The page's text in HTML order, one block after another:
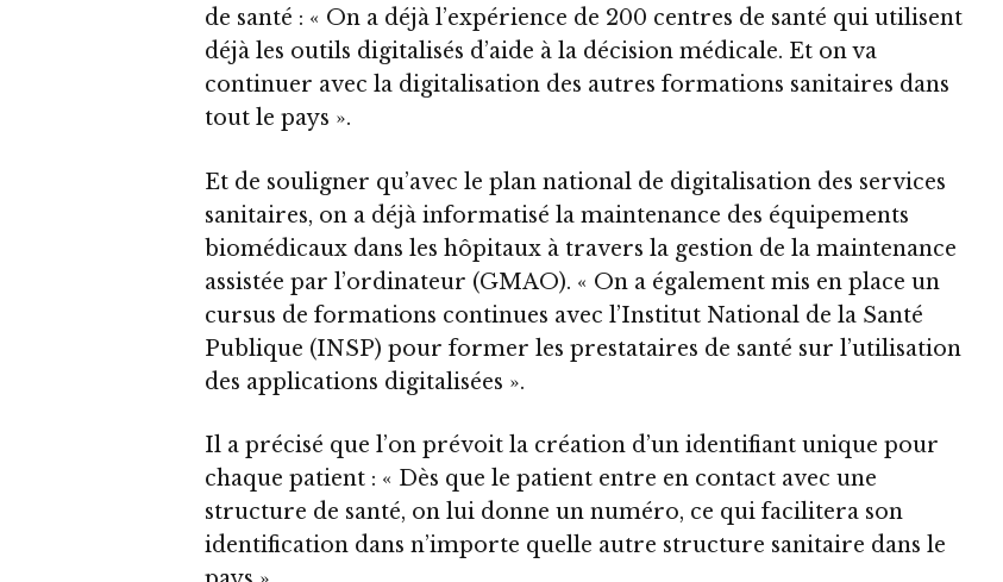
de santé : « On a déjà l’expérience de 200 centres de santé qui utilisent
déjà les outils digitalisés d’aide à la décision médicale. Et on va
continuer avec la digitalisation des autres formations sanitaires dans
tout le pays ».
Et de souligner qu’avec le plan national de digitalisation des services
sanitaires, on a déjà informatisé la maintenance des équipements
biomédicaux dans les hôpitaux à travers la gestion de la maintenance
assistée par l’ordinateur (GMAO). « On a également mis en place un
cursus de formations continues avec l’Institut National de la Santé
Publique (INSP) pour former les prestataires de santé sur l’utilisation
des applications digitalisées ».
Il a précisé que l’on prévoit la création d’un identifiant unique pour
chaque patient : « Dès que le patient entre en contact avec une
structure de santé, on lui donne un numéro, ce qui facilitera son
identification dans n’importe quelle autre structure sanitaire dans le